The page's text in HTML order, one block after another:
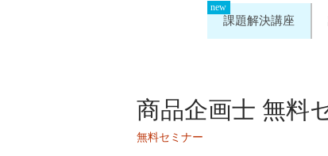
課題解決講座
商品企画士 無料
無料セミナー